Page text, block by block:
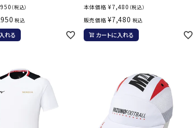
アクセサリー
ス・フィットネスウェア
ス・フィットネスシューズ
トレーニング・ジム/カジ
キャンプ用品
suria
（税込）
税込
れる
本体価格 ¥7,480 （税込）
販売価格 ¥7,480 税込
カートに入れる